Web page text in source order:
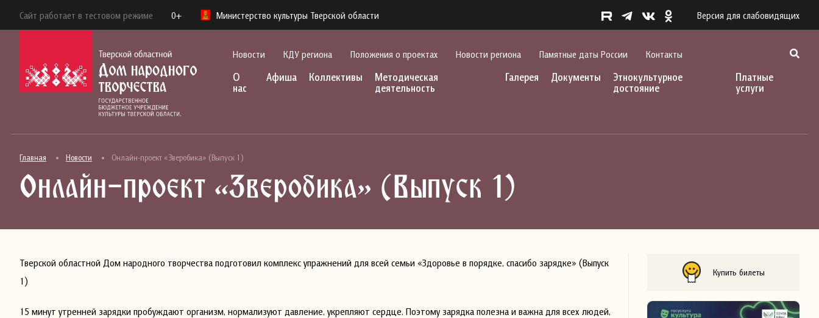
Сайт работает в тестовом режиме 0+ Министерство культуры Тверской области Версия для слабовидящих
Новости КДУ региона Положения о проектах Новости региона Памятные даты России Контакты
О
нас
Афиша Коллективы
Методическая
деятельность
Галерея Документы
Этнокультурное
достояние
Платные
услуги
Главная Новости Онлайн-проект «Зверобика» (Выпуск 1)
Онлайн-проект «Зверобика» (Выпуск 1)
Тверской областной Дом народного творчества подготовил комплекс упражнений для всей семьи «Здоровье в порядке, спасибо зарядке» (Выпуск
1)
15 минут утренней зарядки пробуждают организм, нормализуют давление, укрепляют сердце. Поэтому зарядка полезна и важна для всех людей,
Купить билеты